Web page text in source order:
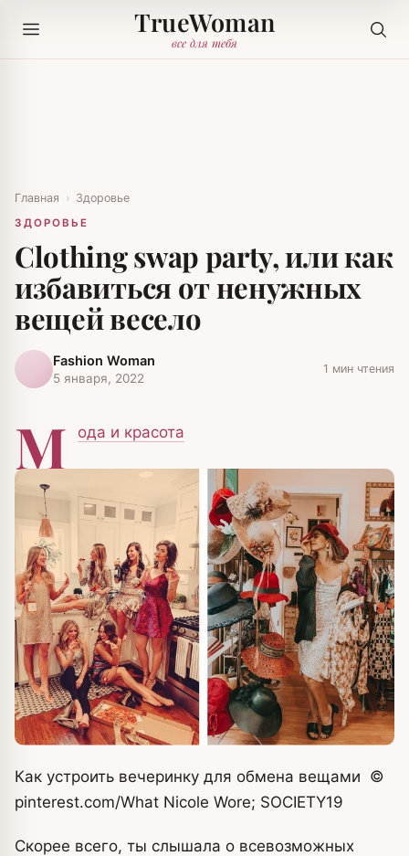
TrueWoman
все для тебя
Главная › Здоровье
ЗДОРОВЬЕ
Clothing swap party, или как
избавиться от ненужных
вещей весело
Fashion Woman
5 января, 2022
1 мин чтения
М ода и красота
Как устроить вечеринку для обмена вещами ©
pinterest.com/What Nicole Wore; SOCIETY19
Скорее всего, ты слышала о всевозможных